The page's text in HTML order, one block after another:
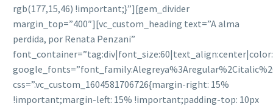
rgb(177,15,46) !important;}”][gem_divider
margin_top=”400″][vc_custom_heading text=”A alma
perdida, por Renata Penzani”
css=”.vc_custom_1604581706726{margin-right: 15%
!important;margin-left: 15% !important;padding-top: 10px